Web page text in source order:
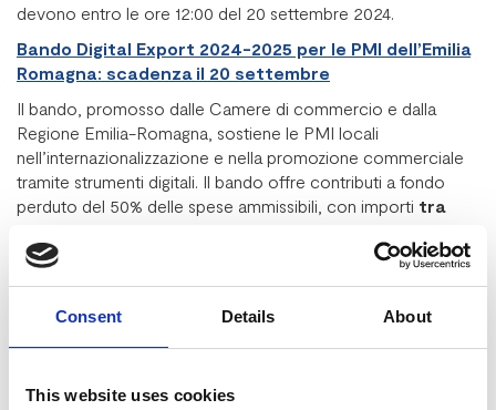
Consent Details About
This website uses cookies
devono entro le ore 12:00 del 20 settembre 2024.
Bando Digital Export 2024-2025 per le PMI dell’Emilia
Romagna: scadenza il 20 settembre
Il bando, promosso dalle Camere di commercio e dalla
Regione Emilia-Romagna, sostiene le PMI locali
nell’internazionalizzazione e nella promozione commerciale
tramite strumenti digitali. Il bando offre contributi a fondo
perduto del 50% delle spese ammissibili, con importi tra
Romagna si apre e chiude nel mese di settembre; le
internazionale delle imprese emiliano-romagnole.
settembre